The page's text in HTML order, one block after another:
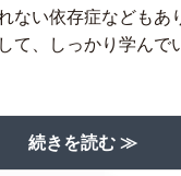
ない依存症などもあ
て、しっかり学んで
続きを読む ≫